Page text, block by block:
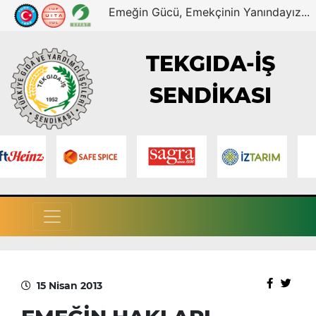
Emeğin Gücü, Emekçinin Yanındayız...
TEKGIDA-İŞ
SENDİKASI
15 Nisan 2013